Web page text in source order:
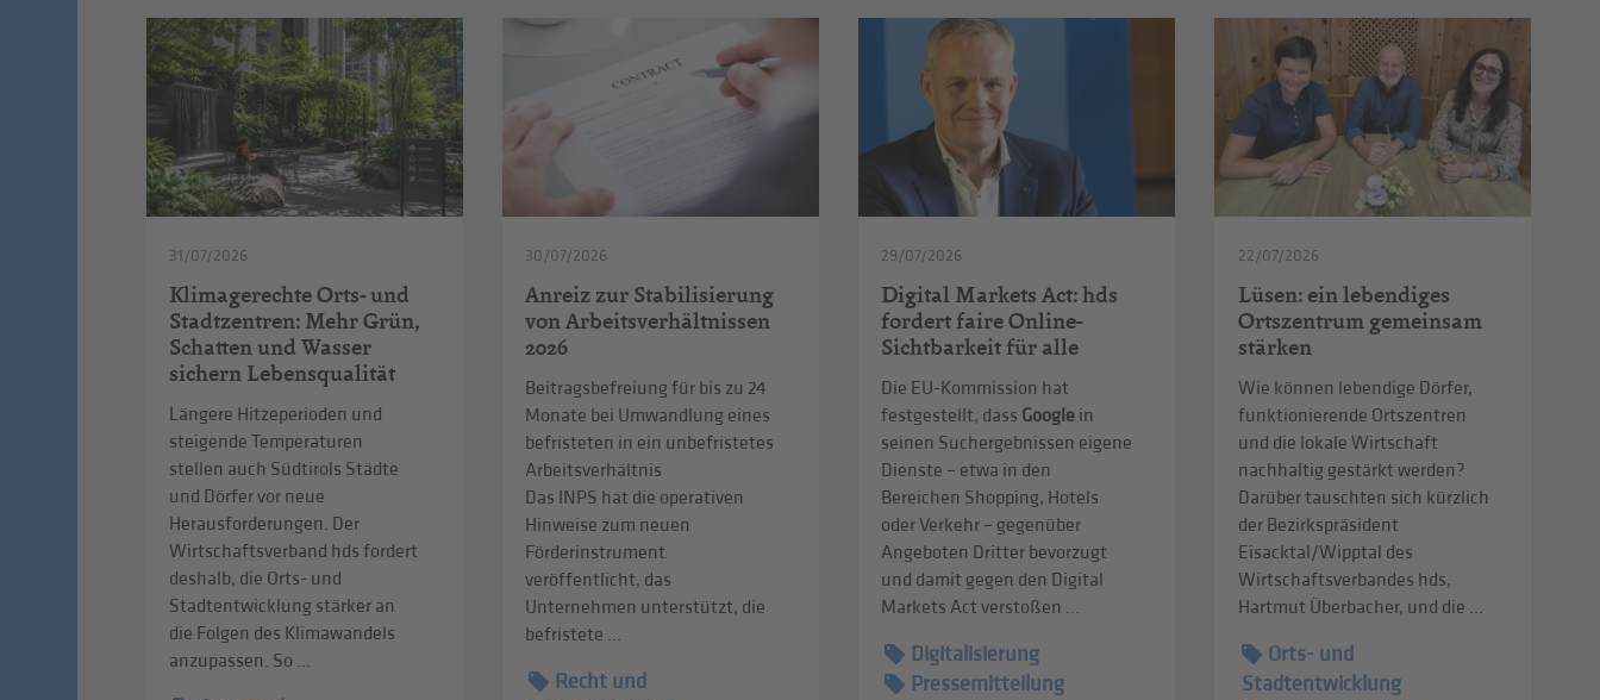
31/07/2026
Klimagerechte Orts- und
Stadtzentren: Mehr Grün,
Schatten und Wasser
sichern Lebensqualität
Längere Hitzeperioden und
steigende Temperaturen
stellen auch Südtirols Städte
und Dörfer vor neue
Herausforderungen. Der
Wirtschaftsverband hds fordert
deshalb, die Orts- und
Stadtentwicklung stärker an
die Folgen des Klimawandels
anzupassen. So ...
30/07/2026
Anreiz zur Stabilisierung
von Arbeitsverhältnissen
2026
Beitragsbefreiung für bis zu 24
Monate bei Umwandlung eines
befristeten in ein unbefristetes
Arbeitsverhältnis
Das INPS hat die operativen
Hinweise zum neuen
Förderinstrument
veröffentlicht, das
Unternehmen unterstützt, die
befristete ...
Recht und
29/07/2026
Digital Markets Act: hds
fordert faire Online-
Sichtbarkeit für alle
Die EU-Kommission hat
festgestellt, dass Google in
seinen Suchergebnissen eigene
Dienste – etwa in den
Bereichen Shopping, Hotels
oder Verkehr – gegenüber
Angeboten Dritter bevorzugt
und damit gegen den Digital
Markets Act verstoßen ...
Digitalisierung
Pressemitteilung
22/07/2026
Lüsen: ein lebendiges
Ortszentrum gemeinsam
stärken
Wie können lebendige Dörfer,
funktionierende Ortszentren
und die lokale Wirtschaft
nachhaltig gestärkt werden?
Darüber tauschten sich kürzlich
der Bezirkspräsident
Eisacktal/Wipptal des
Wirtschaftsverbandes hds,
Hartmut Überbacher, und die ...
Orts- und
Stadtentwicklung